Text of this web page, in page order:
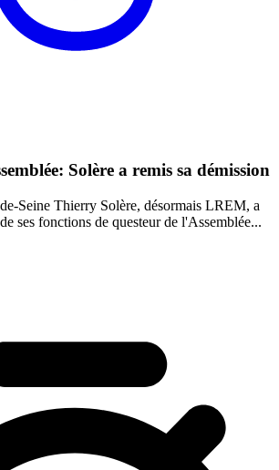
Solère a remis sa démission
Seine Thierry Solère, désormais LREM, a
ses fonctions de questeur de l'Assemblée...